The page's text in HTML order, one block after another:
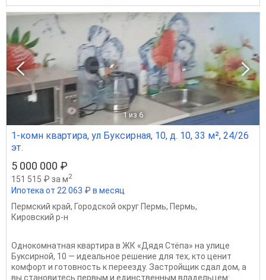
1 из 6
1-комн квартира, ул Буксирная, 10, д. 10, 33 м², 24/26
эт.
5 000 000 ₽
151 515 ₽ за м2
Ипотека от 22 063 ₽ в месяц
Пермский край, Городской округ Пермь, Пермь,
Кировский р-н
Однокомнатная квартира в ЖК «Дядя Стёпа» на улице
Буксирной, 10 — идеальное решение для тех, кто ценит
комфорт и готовность к переезду. Застройщик сдал дом, а
вы становитесь первым и единственным владельцем: